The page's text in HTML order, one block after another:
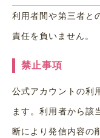
利用者間や第三者と
責任を負いません。
禁止事項
公式アカウントの利
ます。利用者から該
断により発信内容の